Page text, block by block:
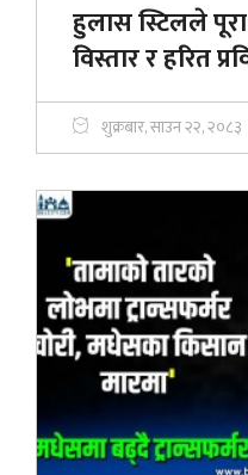
हुलास स्टिलले पूरा
विस्तार र हरित
शुक्रबार, साउन २२, २०८३